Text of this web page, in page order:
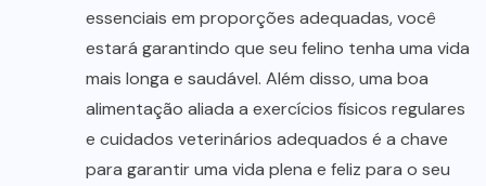
essenciais em proporções adequadas, você
estará garantindo que seu felino tenha uma vida
mais longa e saudável. Além disso, uma boa
alimentação aliada a exercícios físicos regulares
e cuidados veterinários adequados é a chave
para garantir uma vida plena e feliz para o seu